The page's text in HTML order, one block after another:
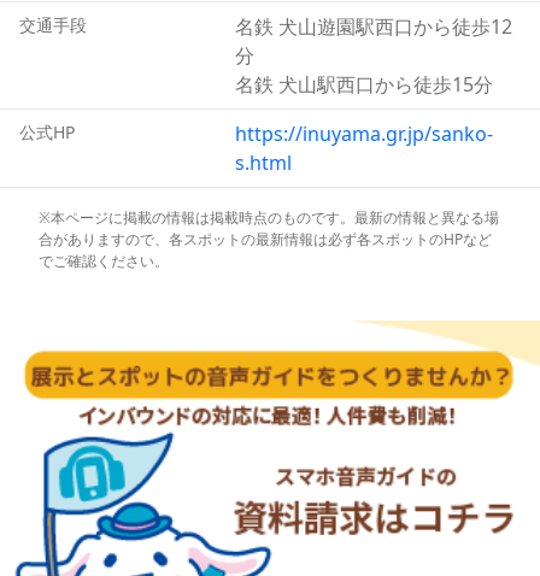
しょ）で借りたざるを持ってろうそくの灯りを稲荷神社に
捧げた後に、ざるにお金を入れて洗い清める、となってい
ます。恋愛成就や商売繁盛は永遠のテーマであり、両方の
信仰を集めているのが三光稲荷神社の特徴です。
交通手段
名鉄 犬山遊園駅西口から徒歩12
分
名鉄 犬山駅西口から徒歩15分
公式HP
https://inuyama.gr.jp/sanko-
s.html
※本ページに掲載の情報は掲載時点のものです。最新の情報と異なる場
合がありますので、各スポットの最新情報は必ず各スポットのHPなど
でご確認ください。